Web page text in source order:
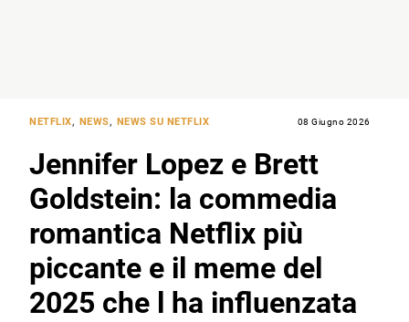
NETFLIX, NEWS, NEWS SU NETFLIX 08 Giugno 2026
Jennifer Lopez e Brett
Goldstein: la commedia
romantica Netflix più
piccante e il meme del
2025 che l ha influenzata